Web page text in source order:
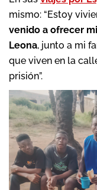
mismo: “Estoy
venido a ofrecer
Leona, junto a mi
que viven en la
prisión”.